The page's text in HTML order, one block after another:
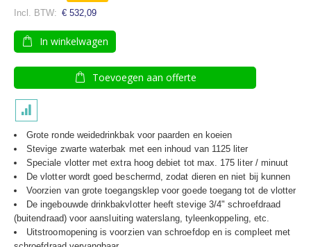
€ 532,09
In winkelwagen
Toevoegen aan offerte
Grote ronde weidedrinkbak voor paarden en koeien
Stevige zwarte waterbak met een inhoud van 1125 liter
Speciale vlotter met extra hoog debiet tot max. 175 liter / minuut
De vlotter wordt goed beschermd, zodat dieren en niet bij kunnen
Voorzien van grote toegangsklep voor goede toegang tot de vlotter
De ingebouwde drinkbakvlotter heeft stevige 3/4" schroefdraad
(buitendraad) voor aansluiting waterslang, tyleenkoppeling, etc.
Uitstroomopening is voorzien van schroefdop en is compleet met